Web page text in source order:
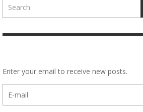
Enter your email to receive new posts.
mail